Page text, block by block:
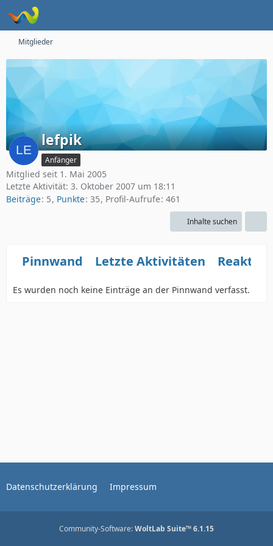
Mitglieder
lefpik
Anfänger
Mitglied seit 1. Mai 2005
Letzte Aktivität: 3. Oktober 2007 um 18:11
Beiträge 5 Punkte 35 Profil-Aufrufe 461
Inhalte suchen
Pinnwand Letzte Aktivitäten
Es wurden noch keine Einträge an der Pinnwand verfasst.
Datenschutzerklärung Impressum
Community-Software:WoltLab Suite™ 6.1.15